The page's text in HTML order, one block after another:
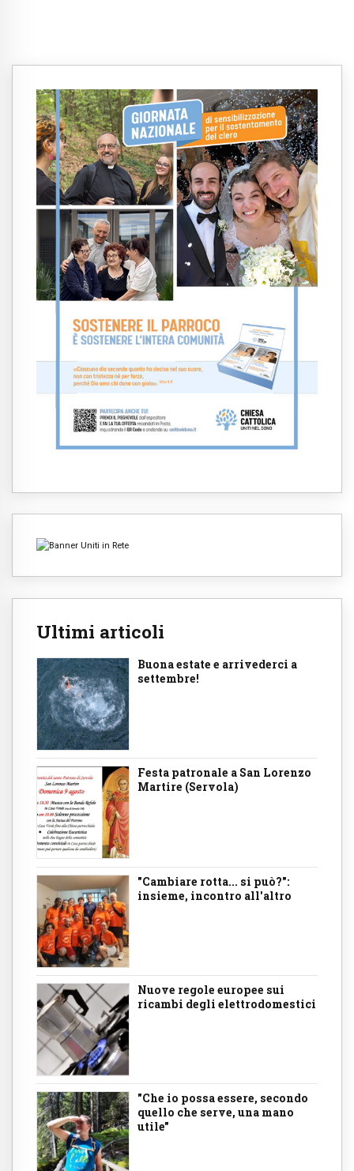
Ultimi articoli
Buona estate e arrivederci a
settembre!
Festa patronale a San Lorenzo
Martire (Servola)
"Cambiare rotta... si può?":
insieme, incontro all'altro
Nuove regole europee sui
ricambi degli elettrodomestici
"Che io possa essere, secondo
quello che serve, una mano
utile"